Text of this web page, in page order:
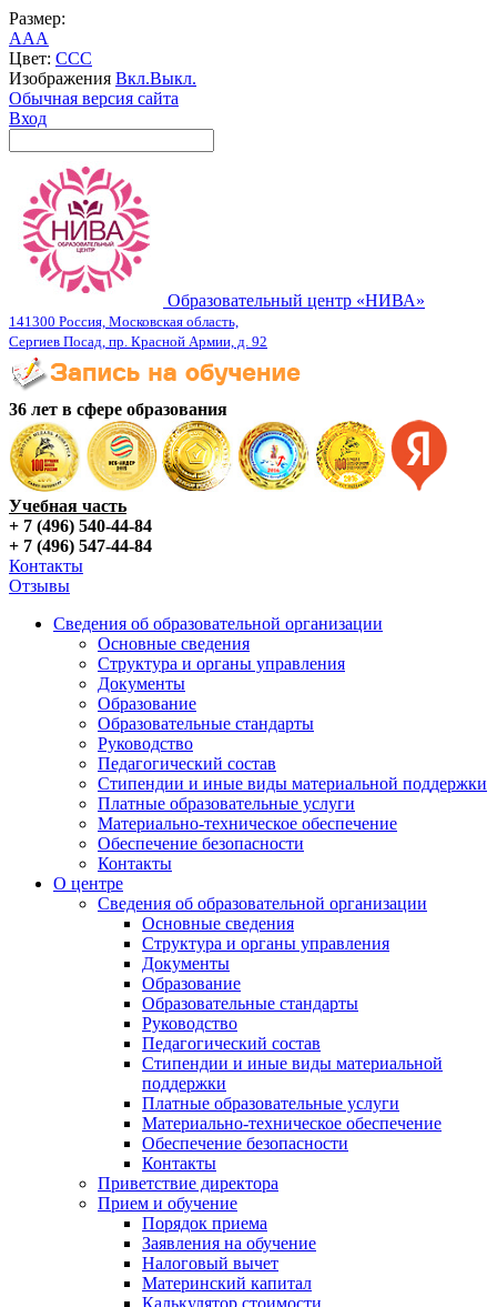
Размер:
AAA
Цвет: CCC
Изображения Вкл.Выкл.
Обычная версия сайта
Вход
Образовательный центр «НИВА»
141300 Россия, Московская область,
Сергиев Посад, пр. Красной Армии, д. 92
36 лет в сфере образования
Учебная часть
+ 7 (496) 540-44-84
+ 7 (496) 547-44-84
Контакты
Отзывы
Сведения об образовательной организации
Основные сведения
Структура и органы управления
Документы
Образование
Образовательные стандарты
Руководство
Педагогический состав
Стипендии и иные виды материальной поддержки
Платные образовательные услуги
Материально-техническое обеспечение
Обеспечение безопасности
Контакты
О центре
Сведения об образовательной организации
Основные сведения
Структура и органы управления
Документы
Образование
Образовательные стандарты
Руководство
Педагогический состав
Стипендии и иные виды материальной
поддержки
Платные образовательные услуги
Материально-техническое обеспечение
Обеспечение безопасности
Контакты
Приветствие директора
Прием и обучение
Порядок приема
Заявления на обучение
Налоговый вычет
Материнский капитал
Калькулятор стоимости